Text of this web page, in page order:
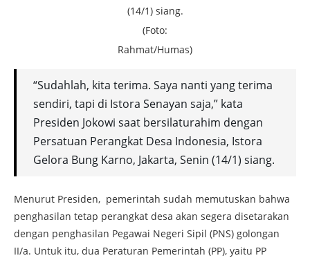
(14/1) siang.
(Foto:
Rahmat/Humas)
“Sudahlah, kita terima. Saya nanti yang terima
sendiri, tapi di Istora Senayan saja,” kata
Presiden Jokowi saat bersilaturahim dengan
Persatuan Perangkat Desa Indonesia, Istora
Gelora Bung Karno, Jakarta, Senin (14/1) siang.
Menurut Presiden, pemerintah sudah memutuskan bahwa
penghasilan tetap perangkat desa akan segera disetarakan
dengan penghasilan Pegawai Negeri Sipil (PNS) golongan
II/a. Untuk itu, dua Peraturan Pemerintah (PP), yaitu PP